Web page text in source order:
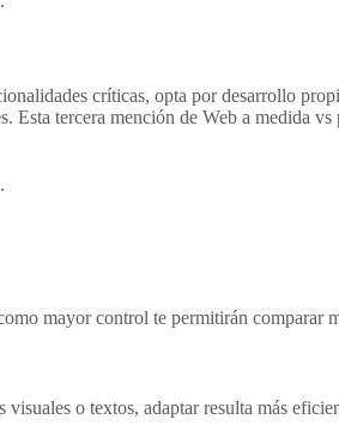
críticas, opta por desarrollo
tercera mención de Web a medida
mayor control te permitirán comparar
o textos, adaptar resulta más